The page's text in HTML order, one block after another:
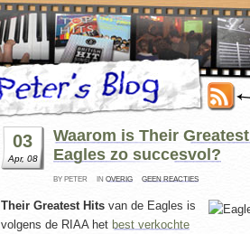
03
Apr, 08
Waarom is Their
Eagles zo succesvol?
BY PETER IN OVERIG GEEN REACTIES
Their Greatest Hits van de Eagles is
volgens de RIAA het best verkochte